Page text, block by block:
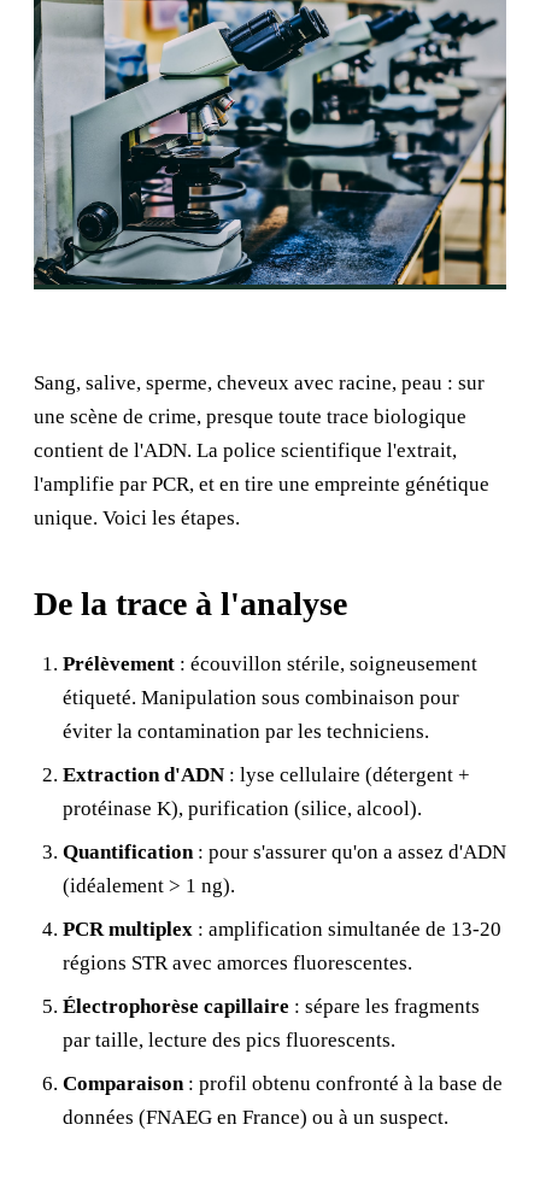
Sang, salive, sperme, cheveux avec racine, peau : sur
une scène de crime, presque toute trace biologique
contient de l'ADN. La police scientifique l'extrait,
l'amplifie par PCR, et en tire une empreinte génétique
unique. Voici les étapes.
De la trace à l'analyse
Prélèvement : écouvillon stérile, soigneusement
étiqueté. Manipulation sous combinaison pour
éviter la contamination par les techniciens.
Extraction d'ADN : lyse cellulaire (détergent +
protéinase K), purification (silice, alcool).
Quantification: pour s'assurer qu'on a assez d'ADN
(idéalement > 1 ng).
PCR multiplex : amplification simultanée de 13-20
régions STR avec amorces fluorescentes.
Électrophorèse capillaire : sépare les fragments
par taille, lecture des pics fluorescents.
Comparaison: profil obtenu confronté à la base de
données (FNAEG en France) ou à un suspect.